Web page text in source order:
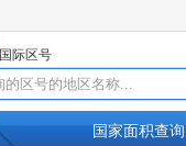
国际区号
国家面积查询